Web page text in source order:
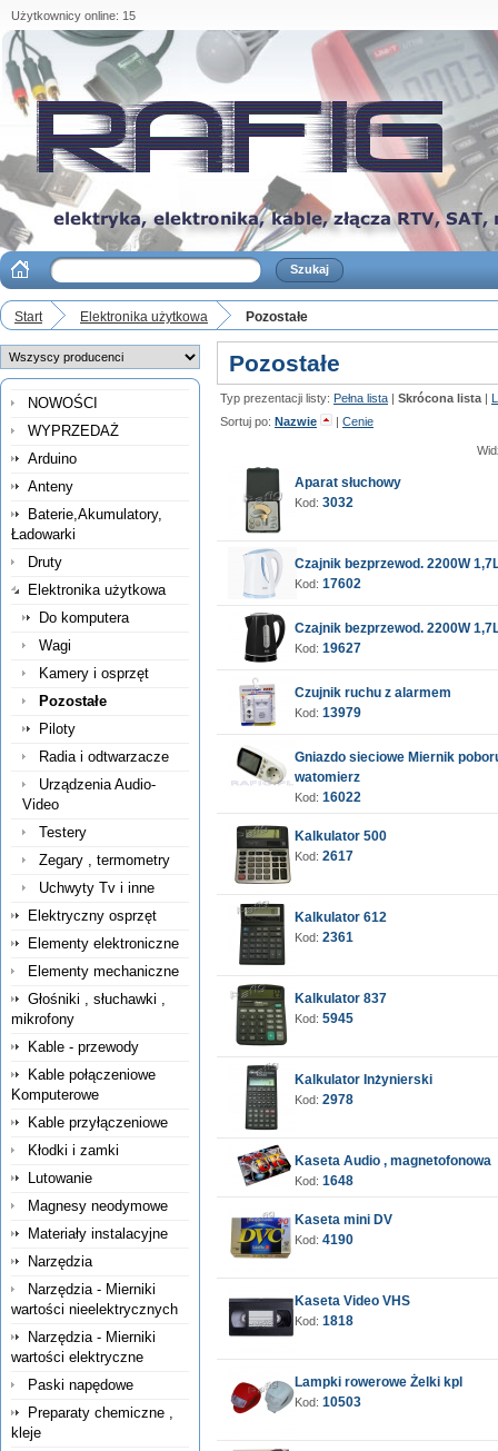
Użytkownicy online: 15
Start Elektronika użytkowa Pozostałe
NOWOŚCI
WYPRZEDAŻ
Arduino
Anteny
Baterie,Akumulatory,
Ładowarki
Druty
Elektronika użytkowa
Do komputera
Wagi
Kamery i osprzęt
Pozostałe
Piloty
Radia i odtwarzacze
Urządzenia Audio-
Video
Testery
Zegary , termometry
Uchwyty Tv i inne
Elektryczny osprzęt
Elementy elektroniczne
Elementy mechaniczne
Głośniki , słuchawki ,
mikrofony
Kable - przewody
Kable połączeniowe
Komputerowe
Kable przyłączeniowe
Kłodki i zamki
Lutowanie
Magnesy neodymowe
Materiały instalacyjne
Narzędzia
Narzędzia - Mierniki
wartości nieelektrycznych
Narzędzia - Mierniki
wartości elektryczne
Paski napędowe
Preparaty chemiczne ,
kleje
Pozostałe
Typ prezentacji listy: Pełna lista | Skrócona lista |
Sortuj po: Nazwie | Cenie
Aparat słuchowy
Kod: 3032
Czajnik bezprzewod. 2200W
Kod: 17602
Czajnik bezprzewod. 2200W
Kod: 19627
Czujnik ruchu z alarmem
Kod: 13979
Gniazdo sieciowe Miernik
watomierz
Kod: 16022
Kalkulator 500
Kod: 2617
Kalkulator 612
Kod: 2361
Kalkulator 837
Kod: 5945
Kalkulator Inżynierski
Kod: 2978
Kaseta Audio , magnetofonowa
Kod: 1648
Kaseta mini DV
Kod: 4190
Kaseta Video VHS
Kod: 1818
Lampki rowerowe Żelki kpl
Kod: 10503